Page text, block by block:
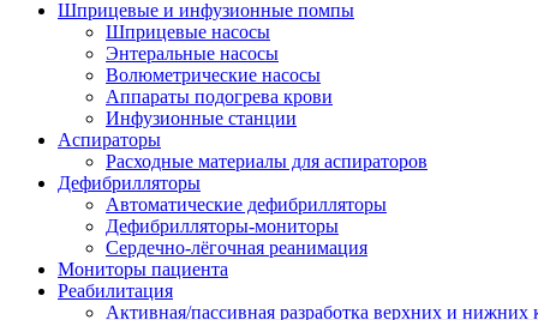
Шприцевые и инфузионные помпы
Шприцевые насосы
Энтеральные насосы
Волюметрические насосы
Аппараты подогрева крови
Инфузионные станции
Аспираторы
Расходные материалы для аспираторов
Дефибрилляторы
Автоматические дефибрилляторы
Дефибрилляторы-мониторы
Сердечно-лёгочная реанимация
Мониторы пациента
Реабилитация
Активная/пассивная разработка верхних и нижних